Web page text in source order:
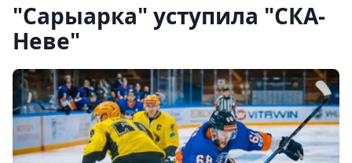
"Сарыарка" уступила "СКА-
Неве"